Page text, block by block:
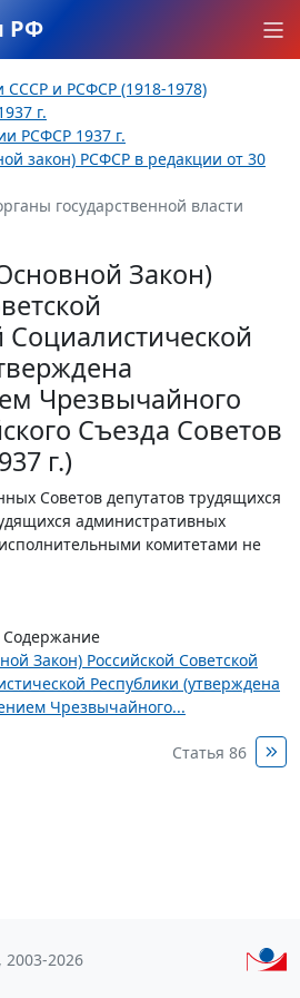
РФ
СССР и РСФСР (1918-1978)
г.
РСФСР 1937 г.
закон) РСФСР в редакции от 30
государственной власти
Закон)
Чрезвычайного
Съезда Советов
г.)
Советов депутатов трудящихся
административных
комитетами не
Содержание
Закон) Российской Советской
Республики (утверждена
Чрезвычайного...
Статья 86
2026